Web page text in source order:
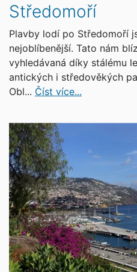
Středomoří
Plavby lodí po Středomoří
nejoblíbenější. Tato nám
vyhledávaná díky stálému
antických i středověkých
Obl... Číst více...